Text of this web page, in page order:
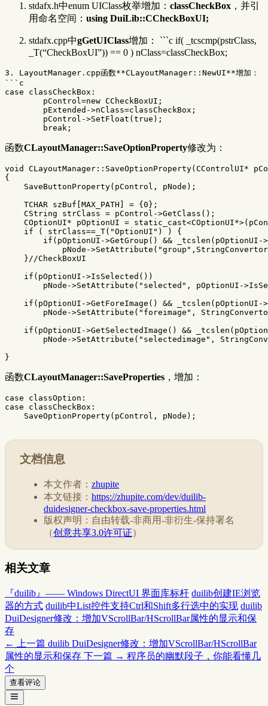
stdafx.h中enum UIClass枚举增加： classCheckBox ，并引
用命名空间： using DuiLib::CCheckBoxUI;
stdafx.cpp中gGetUIClass增加： ```c if( _tcscmp(pstrClass,
_T(“CheckBoxUI”)) == 0 ) nClass=classCheckBox;
3. LayoutManager.cpp函数**CLayoutManager::NewUI**增加：
```c
case classCheckBox:
函数CLayoutManager::SaveOptionProperty修改为：
void CLayoutManager :: SaveOptionProperty( CControlUI*
{
SaveButtonProperty( pControl , pNode );
TCHAR szBuf MAX_PATH = { 0 };
CString
strClass = pControl ->GetClass ();
COptionUI* pOptionUI = static_cast<COptionUI*>(
if
( strClass== _T( "OptionUI" ) )
{
if ( pOptionUI ->GetGroup () && _tcslen ( pOptionUI ->
pNode ->SetAttribute ( "group" , StringConvertor
}//CheckBoxUI
if ( pOptionUI ->IsSelected ())
pNode ->SetAttribute ( "selected" , pOptionUI ->
if ( pOptionUI ->GetForeImage () && _tcslen ( pOptionUI ->
pNode ->SetAttribute ( "foreimage" ,
if ( pOptionUI ->GetSelectedImage () && _tcslen (
pNode ->SetAttribute ( "selectedimage" ,
}
函数CLayoutManager::SaveProperties ，增加：
case classOption :
case
classCheckBox :
SaveOptionProperty( pControl , pNode );
文档信息
本文作者： zhupite
本文链接： https://zhupite.com/dev/duilib-
duidesigner-checkbox-save-properties.html
版权声明：自由转载-非商用-非衍生-保持署名
（创意共享3.0许可证）
相关文章
『duilib』—— Windows DirectUI 界面库标杆 duilib创建IE浏览
器的方式 duilib中List控件支持Ctrl和Shift多行选中的实现 duilib
DuiDesigner修改：增加VScrollBar/HScrollBar属性的显示和保
存
← 上一篇 duilib DuiDesigner修改：增加VScrollBar/HScrollBar
属性的显示和保存 下一篇 → 程序员的幽默段子，你能看懂几
个
查看评论